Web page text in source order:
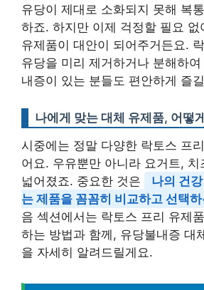
유당이 제대로 소화되지 못해 복
하죠. 하지만 이제 걱정할 필요 없
유제품이 대안이 되어주거든요.
유당을 미리 제거하거나 분해하
내증이 있는 분들도 편안하게 즐
나에게 맞는 대체 유제품, 어떻
시중에는 정말 다양한 락토스 프
어요. 우유뿐만 아니라 요거트, 치
넓어졌죠. 중요한 것은
나의 건
는 제품을 꼼꼼히 비교하고 선택하
음 섹션에서는 락토스 프리 유제
하는 방법과 함께, 유당불내증 대
을 자세히 알려드릴게요.